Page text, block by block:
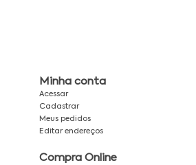
Minha conta
Acessar
Cadastrar
Meus pedidos
Editar endereços
Compra Online